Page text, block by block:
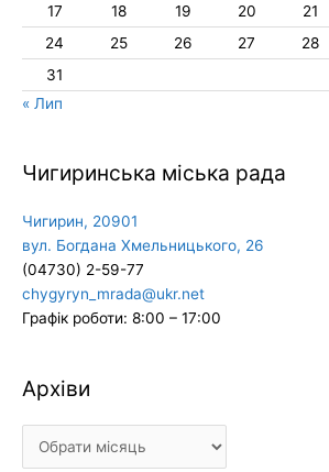
17
18 19 20 21
24
25 26 27 28
31
« Лип
Чигиринська міська рада
Чигирин, 20901
вул. Богдана Хмельницького, 26
(04730) 2-59-77
chygyryn_mrada@ukr.net
Графік роботи: 8:00 – 17:00
Архіви
Архіви